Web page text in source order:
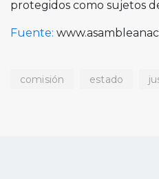
protegidos como sujetos
Fuente:
comisión estado